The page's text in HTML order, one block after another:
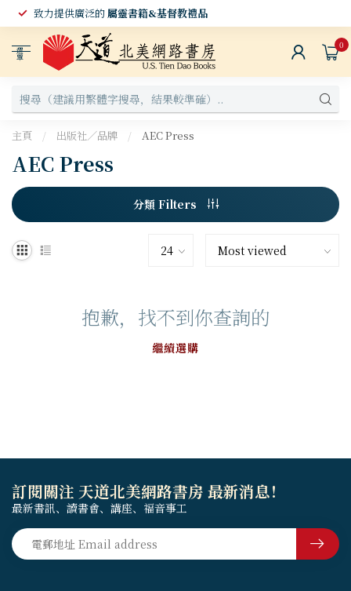
致力提供廣泛的屬靈書籍&基督教禮品
選
單
0
主頁 / 出版社／品牌 / AEC Press
AEC Press
分類 Filters
抱歉，找不到你查詢的
繼續選購
訂閱關注 天道北美網路書房 最新消息！
最新書訊、讀書會、講座、福音事工